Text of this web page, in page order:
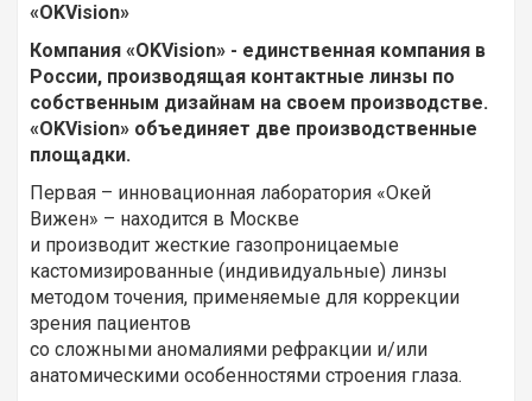
«OKVision»
Компания «OKVision» - единственная компания в
России, производящая контактные линзы по
собственным дизайнам на своем производстве.
«OKVision» объединяет две производственные
площадки.
Первая – инновационная лаборатория «Oкей
Вижен» – находится в Москве
и производит жесткие газопроницаемые
кастомизированные (индивидуальные) линзы
методом точения, применяемые для коррекции
зрения пациентов
со сложными аномалиями рефракции и/или
анатомическими особенностями строения глаза.